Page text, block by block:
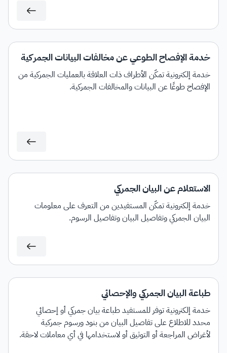
خدمة الإفصاح الطوعي عن مخالفات البيانات الجمركية
خدمة إلكترونية تمكّن الأطراف ذات العلاقة بالعمليات الجمركية من
الإفصاح طوعًا عن البيانات والمخالفات الجمركية.
الاستعلام عن البيان الجمركي
خدمة إلكترونية تمكّن المستفيدين من التعرف على معلومات
البيان الجمركي وتفاصيل البيان وتفاصيل الرسوم.
طباعة البيان الجمركي والإحصائي
خدمة إلكترونية توفر للمستفيد طباعة بيان جمركي أو إحصائي
محدد للاطلاع على تفاصيل البيان من بنود ورسوم جمركية
لأغراض المراجعة أو التوثيق أو لاستخدامها في أي معاملات لاحقة.